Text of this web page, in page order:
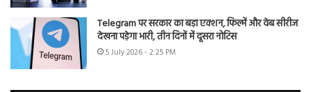
Telegram पर सरकार का बड़ा एक्शन, फिल्में और वेब सीरीज
देखना पड़ेगा भारी, तीन दिनों में दूसरा नोटिस
5 July 2026 - 2:25 PM